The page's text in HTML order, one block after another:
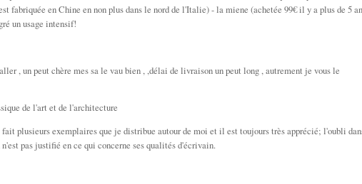
fabriquée en Chine en non plus dans le nord de l'Italie) - la miene (achetée 99€ il y a plus de 5
un usage intensif!
, un peut chère mes sa le vau bien , ,délai de livraison un peut long , autrement je vous le
de l'art et de l'architecture
plusieurs exemplaires que je distribue autour de moi et il est toujours très apprécié; l'oubli
pas justifié en ce qui concerne ses qualités d'écrivain.